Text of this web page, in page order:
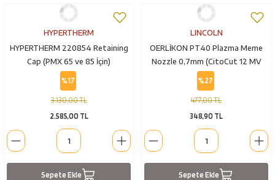
HYPERTHERM
HYPERTHERM 220854 Retaining
Cap (PMX 65 ve 85 İçin)
%17
3.130,00 TL
2.585,00 TL
Sepete Ekle
LINCOLN
OERLİKON PT40 Plazma Meme
Nozzle 0,7mm (CitoCut 12 MV
%27
477,00 TL
348,90 TL
Sepete Ekle